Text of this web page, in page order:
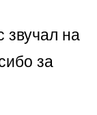
на
за